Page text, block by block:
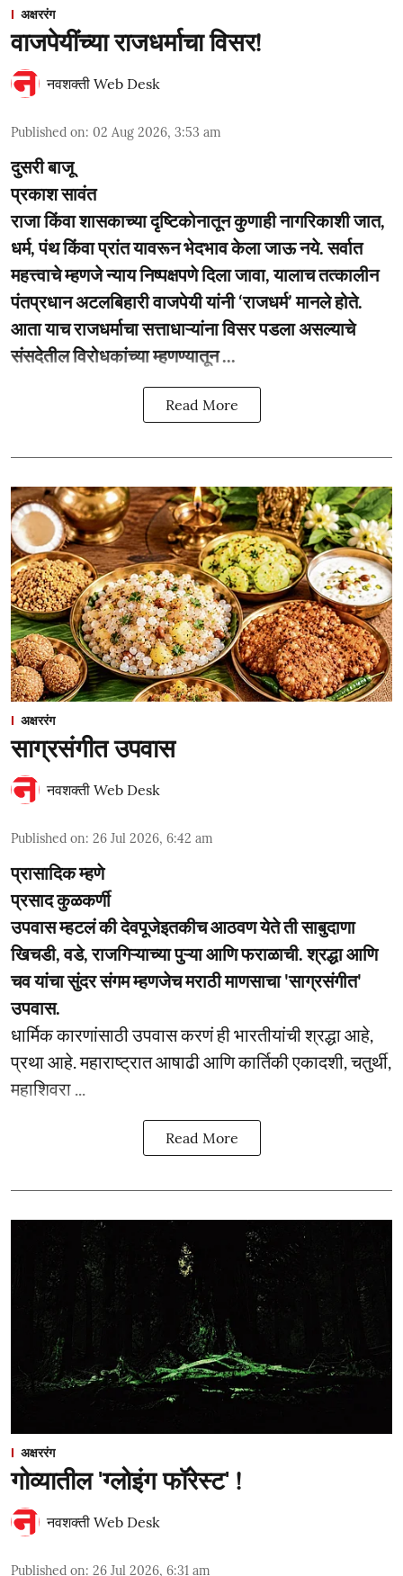
अक्षररंग
वाजपेयींच्या राजधर्माचा विसर!
नवशक्ती Web Desk
Published on: 02 Aug 2026, 3:53 am
दुसरी बाजू
प्रकाश सावंत
राजा किंवा शासकाच्या दृष्टिकोनातून कुणाही नागरिकाशी जात,
धर्म, पंथ किंवा प्रांत यावरून भेदभाव केला जाऊ नये. सर्वात
महत्त्वाचे म्हणजे न्याय निष्पक्षपणे दिला जावा, यालाच तत्कालीन
पंतप्रधान अटलबिहारी वाजपेयी यांनी ‘राजधर्म’ मानले होते.
आता याच राजधर्माचा सत्ताधाऱ्यांना विसर पडला असल्याचे
संसदेतील विरोधकांच्या म्हणण्यातून ...
Read More
अक्षररंग
साग्रसंगीत उपवास
नवशक्ती Web Desk
Published on: 26 Jul 2026, 6:42 am
प्रासादिक म्हणे
प्रसाद कुळकर्णी
उपवास म्हटलं की देवपूजेइतकीच आठवण येते ती साबुदाणा
खिचडी, वडे, राजगिऱ्याच्या पुऱ्या आणि फराळाची. श्रद्धा आणि
चव यांचा सुंदर संगम म्हणजेच मराठी माणसाचा 'साग्रसंगीत'
उपवास.
धार्मिक कारणांसाठी उपवास करणं ही भारतीयांची श्रद्धा आहे,
प्रथा आहे. महाराष्ट्रात आषाढी आणि कार्तिकी एकादशी, चतुर्थी,
महाशिवरा ...
Read More
अक्षररंग
गोव्यातील 'ग्लोइंग फॉरेस्ट' !
नवशक्ती Web Desk
Published on: 26 Jul 2026, 6:31 am